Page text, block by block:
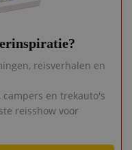
reisverhalen en
en trekauto's
reisshow voor